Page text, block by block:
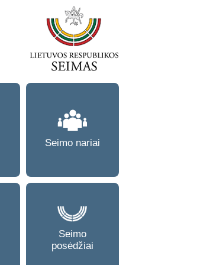
Seimo nariai
Seimo
posėdžiai